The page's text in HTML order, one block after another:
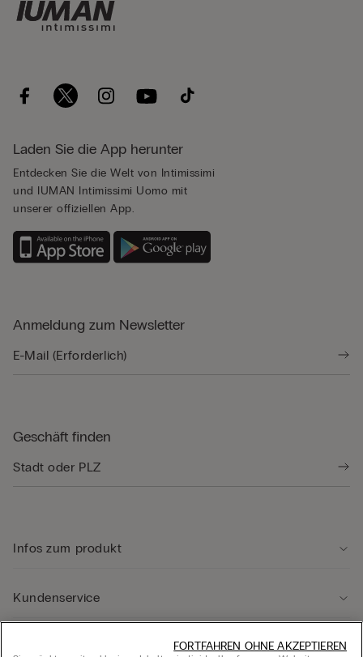
Laden Sie die App herunter
Entdecken Sie die Welt von Intimissimi
und IUMAN Intimissimi Uomo mit
unserer offiziellen App.
Anmeldung zum Newsletter
Geschäft finden
Infos zum produkt
Kundenservice
FORTFAHREN OHNE AKZEPTIEREN